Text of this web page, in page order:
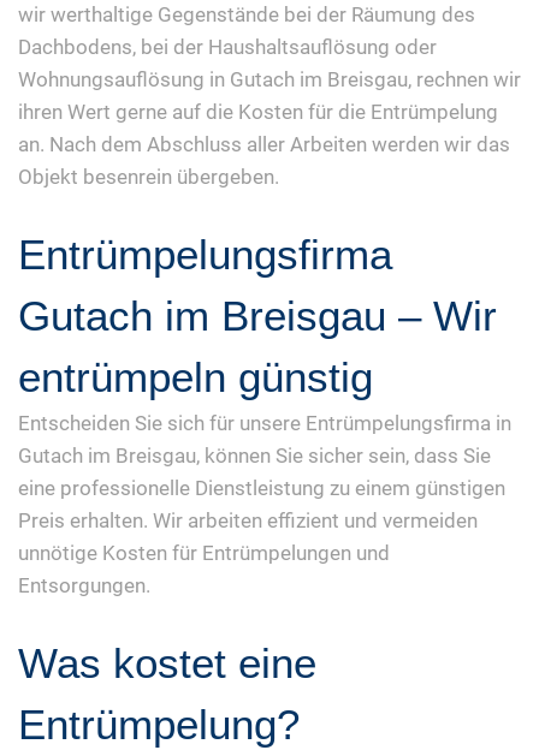
wir werthaltige Gegenstände bei der Räumung des
Dachbodens, bei der Haushaltsauflösung oder
Wohnungsauflösung in Gutach im Breisgau, rechnen wir
ihren Wert gerne auf die Kosten für die Entrümpelung
an. Nach dem Abschluss aller Arbeiten werden wir das
Objekt besenrein übergeben.
Entrümpelungsfirma
Gutach im Breisgau – Wir
entrümpeln günstig
Entscheiden Sie sich für unsere Entrümpelungsfirma in
Gutach im Breisgau, können Sie sicher sein, dass Sie
eine professionelle Dienstleistung zu einem günstigen
Preis erhalten. Wir arbeiten effizient und vermeiden
unnötige Kosten für Entrümpelungen und
Entsorgungen.
Was kostet eine
Entrümpelung?